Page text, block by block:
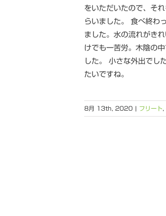
をいただいたので、そ
らいました。 食べ終わ
ました。水の流れがき
けでも一苦労。木陰の
した。 小さな外出でし
たいですね。
8月 13th, 2020 | フリート